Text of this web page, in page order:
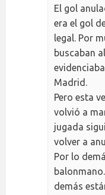
El gol
era el gol
legal. Por
buscaban
Madrid.
Pero esta
volvió a
jugada
volver a
Por lo
demás